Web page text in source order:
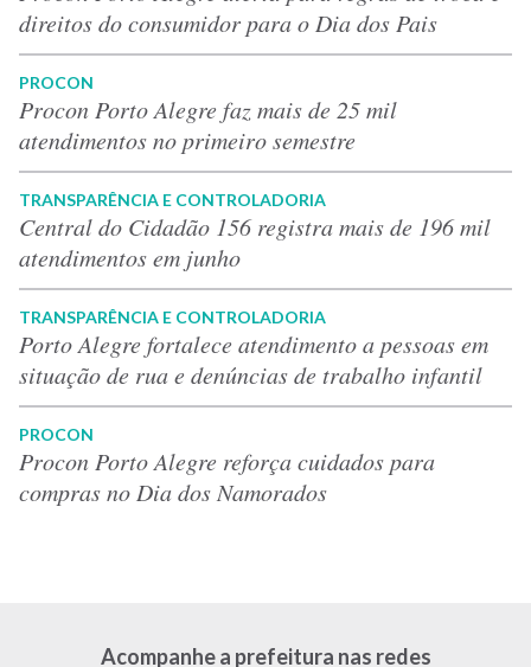
direitos do consumidor para o Dia dos Pais
PROCON
Procon Porto Alegre faz mais de 25 mil
atendimentos no primeiro semestre
TRANSPARÊNCIA E CONTROLADORIA
Central do Cidadão 156 registra mais de 196 mil
atendimentos em junho
TRANSPARÊNCIA E CONTROLADORIA
Porto Alegre fortalece atendimento a pessoas em
situação de rua e denúncias de trabalho infantil
PROCON
Procon Porto Alegre reforça cuidados para
compras no Dia dos Namorados
Acompanhe a prefeitura nas redes